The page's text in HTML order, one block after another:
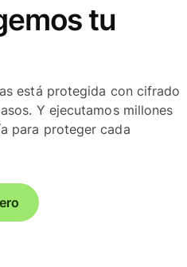
tu
está protegida con cifrado
Y ejecutamos millones
para proteger cada